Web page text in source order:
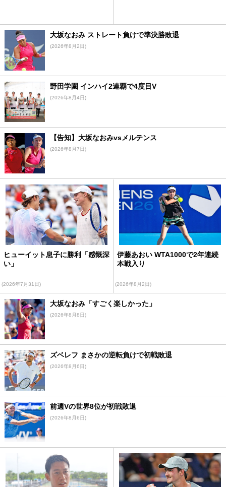
大坂なおみ ストレート負けで準決勝敗退
(2026年8月2日)
野田学園 インハイ2連覇で4度目V
(2026年8月4日)
【告知】大坂なおみvsメルテンス
(2026年8月7日)
ヒューイット息子に勝利「感慨深
い」
(2026年7月31日)
伊藤あおい WTA1000で2年連続
本戦入り
(2026年8月2日)
大坂なおみ「すごく楽しかった」
(2026年8月8日)
ズベレフ まさかの逆転負けで初戦敗退
(2026年8月6日)
前週Vの世界8位が初戦敗退
(2026年8月6日)